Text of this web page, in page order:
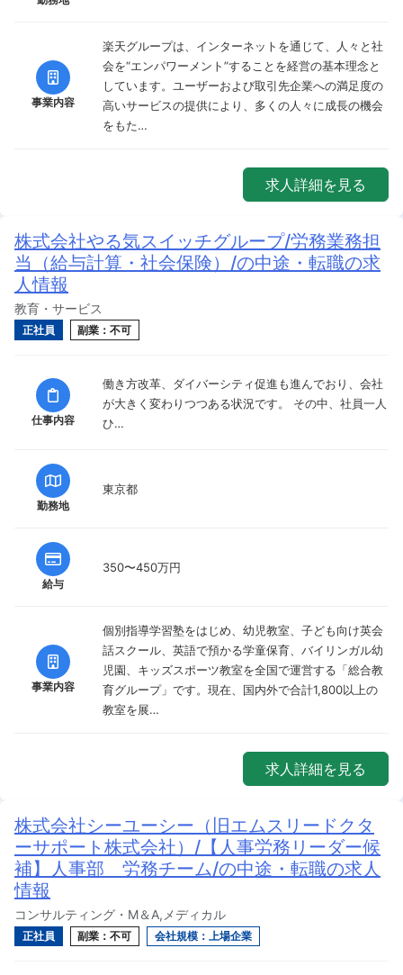
事業内容
楽天グループは、インターネットを通じて、人々と社
会を“エンパワーメント”することを経営の基本理念と
しています。ユーザーおよび取引先企業への満足度の
高いサービスの提供により、多くの人々に成長の機会
をもた…
求人詳細を見る
株式会社やる気スイッチグループ/労務業務担
当（給与計算・社会保険）/の中途・転職の求
人情報
教育・サービス
正社員 副業：不可
仕事内容
働き方改革、ダイバーシティ促進も進んでおり、会社
が大きく変わりつつある状況です。 その中、社員一人
ひ…
勤務地
東京都
給与
350〜450万円
事業内容
個別指導学習塾をはじめ、幼児教室、子ども向け英会
話スクール、英語で預かる学童保育、バイリンガル幼
児園、キッズスポーツ教室を全国で運営する「総合教
育グループ」です。現在、国内外で合計1,800以上の
教室を展…
求人詳細を見る
株式会社シーユーシー（旧エムスリードクタ
ーサポート株式会社）/【人事労務リーダー候
補】人事部 労務チーム/の中途・転職の求人
情報
コンサルティング・M＆A,メディカル
正社員 副業：不可 会社規模：上場企業